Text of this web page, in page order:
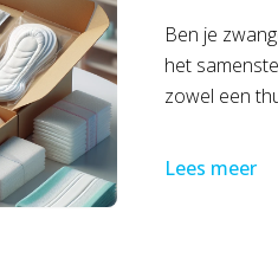
Ben je
het
zowel een
Lees meer